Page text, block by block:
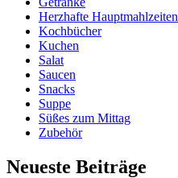
Herzhafte Hauptmahlzeiten
Kochbücher
Kuchen
Salat
Saucen
Snacks
Suppe
Süßes zum Mittag
Zubehör
Neueste Beiträge